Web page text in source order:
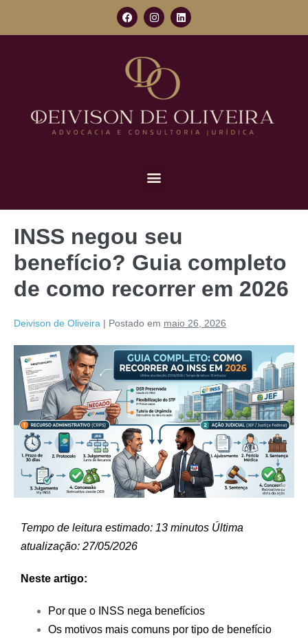
INSS negou seu
benefício? Guia completo
de como recorrer em 2026
Deivison de Oliveira | Postado em maio 26, 2026
Tempo de leitura estimado: 13 minutos Última
atualização: 27/05/2026
Neste artigo:
Por que o INSS nega benefícios
Os motivos mais comuns por tipo de benefício